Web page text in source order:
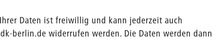
Daten ist freiwillig und kann jederzeit auch
berlin.de widerrufen werden. Die Daten werden dann